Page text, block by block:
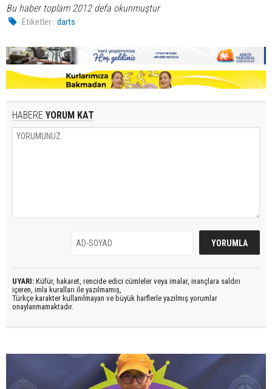
Bu haber toplam 2012 defa okunmuştur
Etiketler : darts
HABERE YORUM KAT
UYARI: Küfür, hakaret, rencide edici cümleler veya imalar, inançlara saldırı
içeren, imla kuralları ile yazılmamış,
Türkçe karakter kullanılmayan ve büyük harflerle yazılmış yorumlar
onaylanmamaktadır.